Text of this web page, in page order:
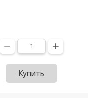
Купить